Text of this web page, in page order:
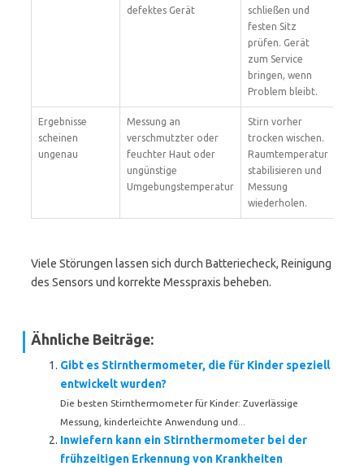
defektes Gerät
schließen und
festen Sitz
prüfen. Gerät
zum Service
bringen, wenn
Problem bleibt.
Ergebnisse
scheinen
ungenau
Messung an
verschmutzter oder
feuchter Haut oder
ungünstige
Umgebungstemperatur
Stirn vorher
trocken wischen.
Raumtemperatur
stabilisieren und
Messung
wiederholen.
Viele Störungen lassen sich durch Batteriecheck, Reinigung
des Sensors und korrekte Messpraxis beheben.
Ähnliche Beiträge:
Gibt es Stirnthermometer, die für Kinder speziell
entwickelt wurden?
Die besten Stirnthermometer für Kinder: Zuverlässige
Messung, kinderleichte Anwendung und...
Inwiefern kann ein Stirnthermometer bei der
frühzeitigen Erkennung von Krankheiten